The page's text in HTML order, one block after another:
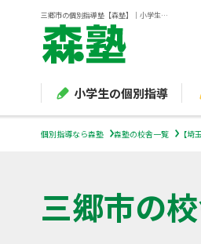
三郷市の個別指導塾【森塾】｜小学生・中学生・高校生の学習塾
小学生の個別指導
個別指導なら森塾 森塾の校舎一覧 【
三郷市の